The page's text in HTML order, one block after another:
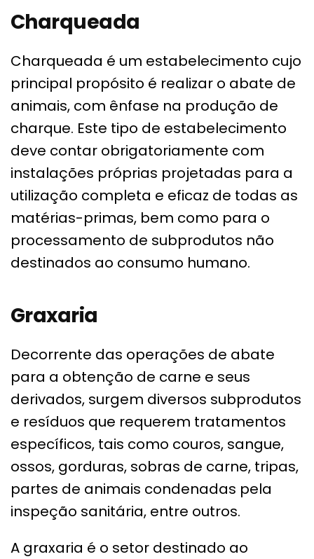
Charqueada
Charqueada é um estabelecimento cujo
principal propósito é realizar o abate de
animais, com ênfase na produção de
charque. Este tipo de estabelecimento
deve contar obrigatoriamente com
instalações próprias projetadas para a
utilização completa e eficaz de todas as
matérias-primas, bem como para o
processamento de subprodutos não
destinados ao consumo humano.
Graxaria
Decorrente das operações de abate
para a obtenção de carne e seus
derivados, surgem diversos subprodutos
e resíduos que requerem tratamentos
específicos, tais como couros, sangue,
ossos, gorduras, sobras de carne, tripas,
partes de animais condenadas pela
inspeção sanitária, entre outros.
A graxaria é o setor destinado ao